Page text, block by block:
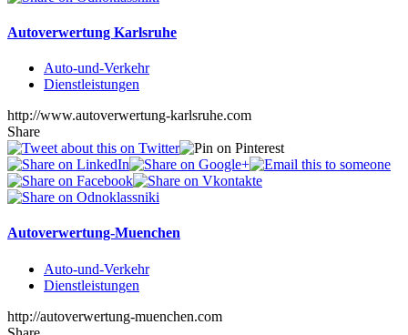
Autoverwertung Karlsruhe
Auto-und-Verkehr
Dienstleistungen
http://www.autoverwertung-karlsruhe.com
Share
Autoverwertung-Muenchen
Auto-und-Verkehr
Dienstleistungen
http://autoverwertung-muenchen.com